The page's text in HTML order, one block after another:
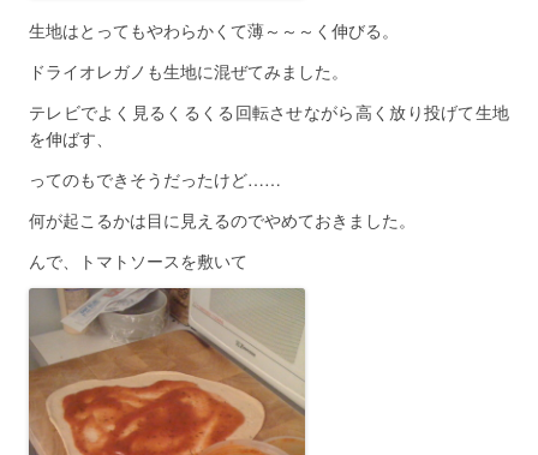
生地はとってもやわらかくて薄～～～く伸びる。
ドライオレガノも生地に混ぜてみました。
テレビでよく見るくるくる回転させながら高く放り投げて生地
を伸ばす、
ってのもできそうだったけど……
何が起こるかは目に見えるのでやめておきました。
んで、トマトソースを敷いて